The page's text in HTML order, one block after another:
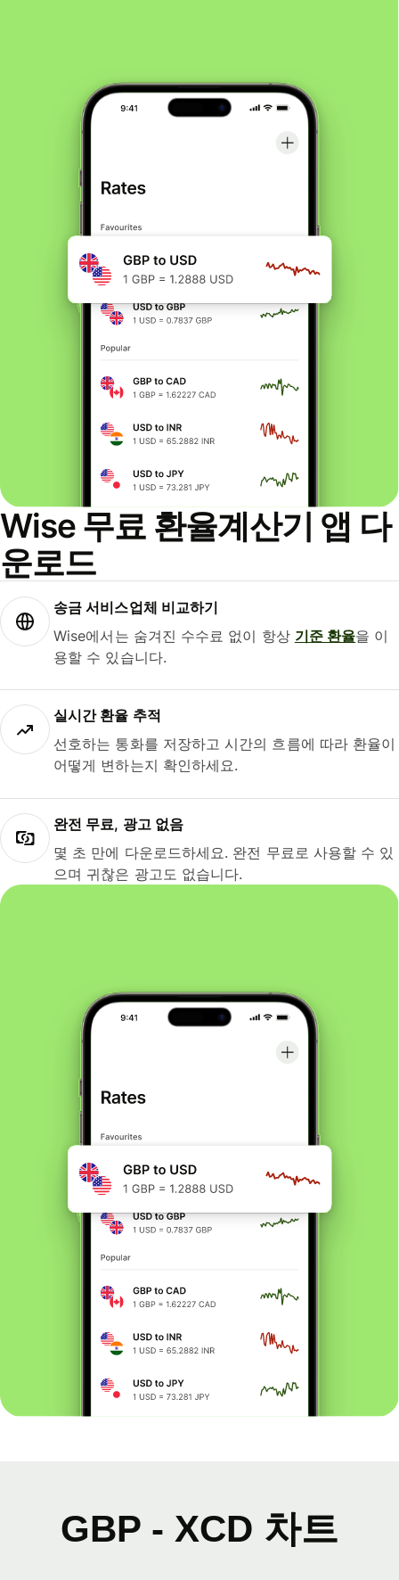
Wise 무료 환율계산기 앱 다
운로드
송금 서비스업체 비교하기
Wise에서는 숨겨진 수수료 없이 항상 기준 환율을 이
용할 수 있습니다.
실시간 환율 추적
선호하는 통화를 저장하고 시간의 흐름에 따라 환율이
어떻게 변하는지 확인하세요.
완전 무료, 광고 없음
몇 초 만에 다운로드하세요. 완전 무료로 사용할 수 있
으며 귀찮은 광고도 없습니다.
GBP - XCD 차트